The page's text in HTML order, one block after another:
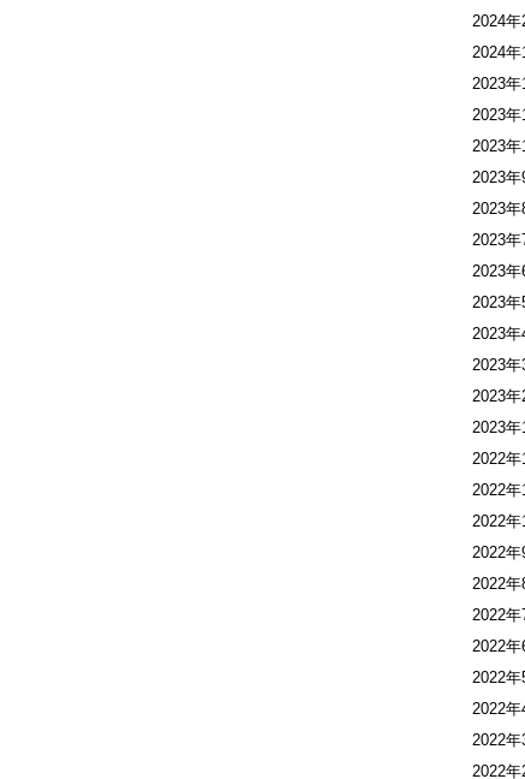
2024年
2024年
2023
2023
2023
2023年
2023年
2023年
2023年
2023年
2023年
2023年
2023年
2023年
2022
2022
2022
2022年
2022年
2022年
2022年
2022年
2022年
2022年
2022年